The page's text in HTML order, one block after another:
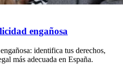
engañosa
identifica tus derechos,
más adecuada en España.